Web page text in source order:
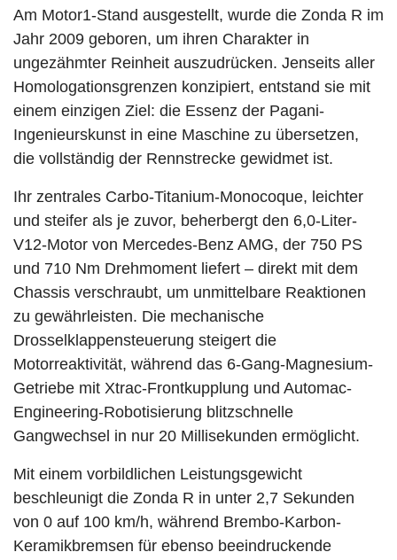
Am Motor1-Stand ausgestellt, wurde die Zonda R im
Jahr 2009 geboren, um ihren Charakter in
ungezähmter Reinheit auszudrücken. Jenseits aller
Homologationsgrenzen konzipiert, entstand sie mit
einem einzigen Ziel: die Essenz der Pagani-
Ingenieurskunst in eine Maschine zu übersetzen,
die vollständig der Rennstrecke gewidmet ist.
Ihr zentrales Carbo-Titanium-Monocoque, leichter
und steifer als je zuvor, beherbergt den 6,0-Liter-
V12-Motor von Mercedes-Benz AMG, der 750 PS
und 710 Nm Drehmoment liefert – direkt mit dem
Chassis verschraubt, um unmittelbare Reaktionen
zu gewährleisten. Die mechanische
Drosselklappensteuerung steigert die
Motorreaktivität, während das 6-Gang-Magnesium-
Getriebe mit Xtrac-Frontkupplung und Automac-
Engineering-Robotisierung blitzschnelle
Gangwechsel in nur 20 Millisekunden ermöglicht.
Mit einem vorbildlichen Leistungsgewicht
beschleunigt die Zonda R in unter 2,7 Sekunden
von 0 auf 100 km/h, während Brembo-Karbon-
Keramikbremsen für ebenso beeindruckende